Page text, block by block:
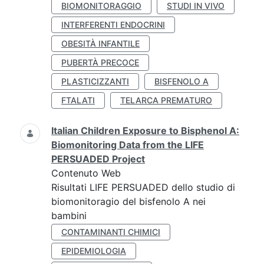
BIOMONITORAGGIO
STUDI IN VIVO
INTERFERENTI ENDOCRINI
OBESITÀ INFANTILE
PUBERTÀ PRECOCE
PLASTICIZZANTI
BISFENOLO A
FTALATI
TELARCA PREMATURO
Italian Children Exposure to Bisphenol A:
Biomonitoring Data from the LIFE
PERSUADED Project
Contenuto Web
Risultati LIFE PERSUADED dello studio di
biomonitoragio del bisfenolo A nei
bambini
CONTAMINANTI CHIMICI
EPIDEMIOLOGIA